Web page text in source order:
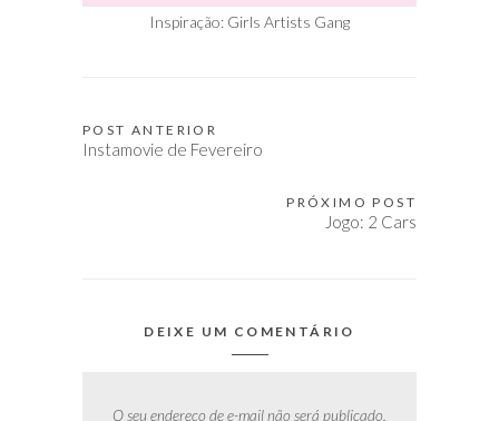
Inspiração: Girls Artists Gang
Navegação
POST ANTERIOR
Instamovie de Fevereiro
PRÓXIMO POST
Jogo: 2 Cars
DEIXE UM COMENTÁRIO
O seu endereço de e-mail não será publicado.